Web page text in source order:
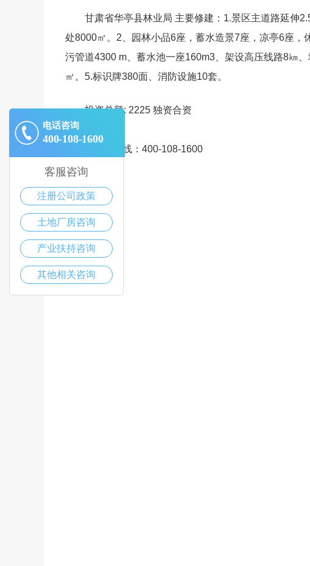
甘肃省华亭县林业局 主要修建：1.景区主道路延伸
处8000㎡。2、园林小品6座，蓄水造景7座，凉亭6座
污管道4300 m、蓄水池一座160m3、架设高压线路8㎞
㎡。5.标识牌380面、消防设施10套。
投资总额: 2225 独资合资
招商热线：400-108-1600
电话咨询
400-108-1600
客服咨询
注册公司政策
土地厂房咨询
产业扶持咨询
其他相关咨询